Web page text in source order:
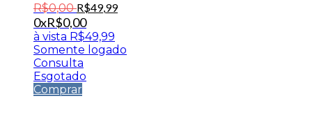
R$0,00 R$49,99
0xR$0,00
à vista R$49,99
Somente logado
Consulta
Esgotado
Comprar